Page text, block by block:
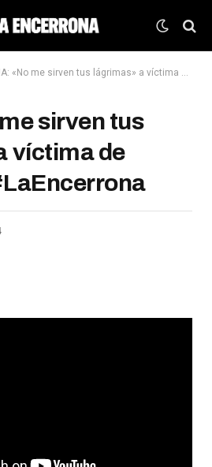
«No me sirven tus lágrimas» a víctima de incendios #LaEncerrona
sirven tus
víctima de